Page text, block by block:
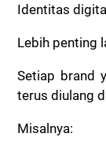
Identitas
Lebih penting
Setiap brand
terus diulang
Misalnya: